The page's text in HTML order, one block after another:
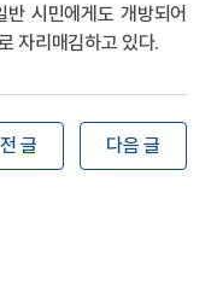
시민에게도 개방되어
자리매김하고 있다.
글 다음 글